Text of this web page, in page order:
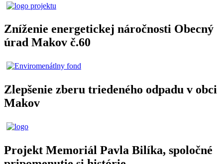
Zníženie energetickej náročnosti Obecný
úrad Makov č.60
Zlepšenie zberu triedeného odpadu v obci
Makov
Projekt Memoriál Pavla Bilíka, spoločné